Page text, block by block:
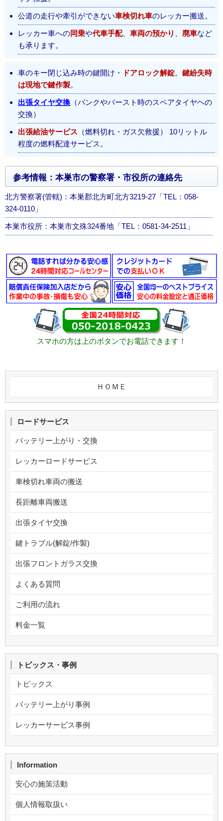
公道の走行や牽引ができない車検切れ車のレッカー搬送。
レッカー車への同乗や代車手配、 車両の預かり 廃車など
も承ります。
車のキー閉じ込み時の鍵開け・ ドアロック解錠。 鍵紛失時
は現地で鍵作製。
出張タイヤ交換 （パンクやバースト時のスペアタイヤヘの
交換）
出張給油サービス （燃料切れ・ガス欠救援） 10リットル
程度の燃料配達サービス。
参考情報：本巣市の警察署・市役所の連絡先
北方警察署(管轄)：本巣郡北方町北方3219-27「TEL：058-
324-0110」
本巣市役所：本巣市文殊324番地「TEL：0581-34-2511」
スマホの方は上のボタンでお電話できます！
ＨＯＭＥ
ロードサービス
バッテリー上がり・交換
レッカーロードサービス
車検切れ車両の搬送
長距離車両搬送
出張タイヤ交換
鍵トラブル(解錠/作製)
出張フロントガラス交換
よくある質問
ご利用の流れ
料金一覧
トピックス・事例
トピックス
バッテリー上がり事例
レッカーサービス事例
Information
安心の施策活動
個人情報取扱い